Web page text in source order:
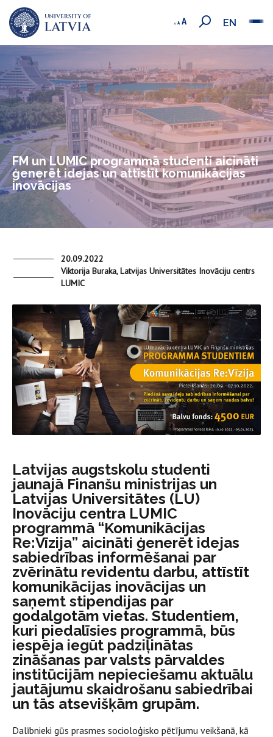
EN
FM un LUMIC programmā studenti aicināti
ģenerēt idejas un attīstīt komunikācijas
inovācijas
20.09.2022
Viktorija Buraka, Latvijas Universitātes Inovāciju centrs
LUMIC
Latvijas augstskolu studenti
jaunajā Finanšu ministrijas un
Latvijas Universitātes (LU)
Inovāciju centra LUMIC
programmā “Komunikācijas
Re:Vīzija” aicināti ģenerēt idejas
sabiedrības informēšanai par
zvērinātu revidentu darbu, attīstīt
komunikācijas inovācijas un
saņemt stipendijas par
godalgotām vietas. Studentiem,
kuri piedalīsies programmā, būs
iespēja iegūt padziļinātas
zināšanas par valsts pārvaldes
institūcijām nepieciešamu aktuālu
jautājumu skaidrošanu sabiedrībai
un tās atsevišķām grupām.
Dalībnieki gūs prasmes socioloģisko pētījumu veikšanā, kā